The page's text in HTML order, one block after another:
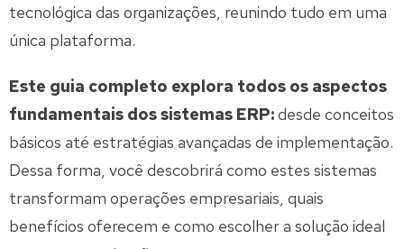
tecnológica das organizações, reunindo tudo em uma
única plataforma.
Este guia completo explora todos os aspectos
fundamentais dos sistemas ERP:desde conceitos
básicos até estratégias avançadas de implementação.
Dessa forma, você descobrirá como estes sistemas
transformam operações empresariais, quais
benefícios oferecem e como escolher a solução ideal